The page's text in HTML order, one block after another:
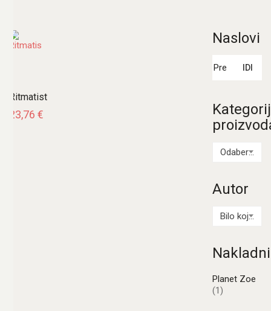
Ritmatist
23,76 €
Naslovi
IDI
Odaberi kategoriju
Autor
Bilo koji Autor
Planet Zoe
(1)